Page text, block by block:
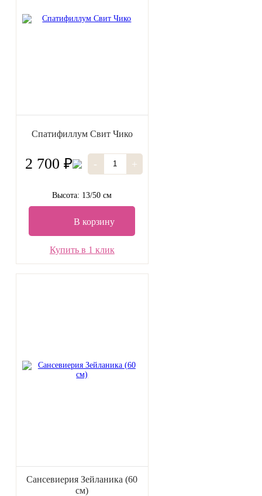
Спатифиллум Свит Чико
2 700 ₽ - +
Высота: 13/50 см
В корзину
Купить в 1 клик
Сансевиерия Зейланика (60
см)